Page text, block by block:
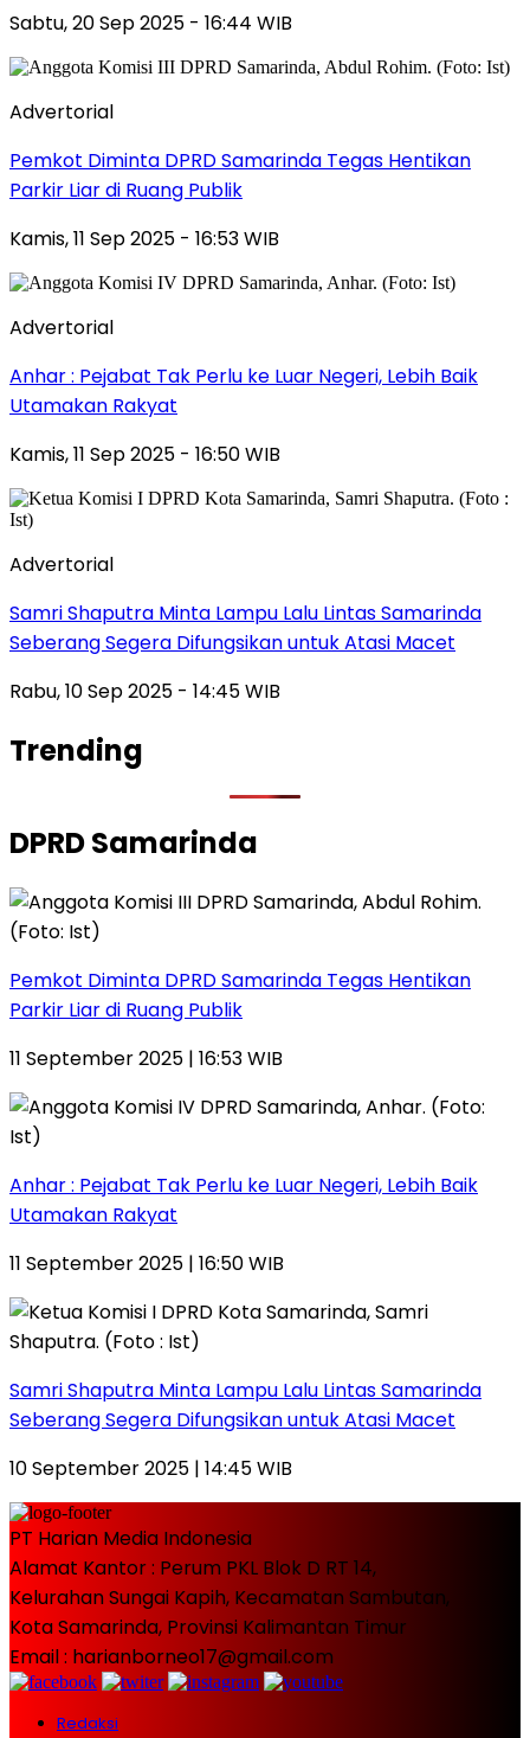
Sabtu, 20 Sep 2025 - 16:44 WIB
Advertorial
Pemkot Diminta DPRD Samarinda Tegas Hentikan
Parkir Liar di Ruang Publik
Kamis, 11 Sep 2025 - 16:53 WIB
Advertorial
Anhar : Pejabat Tak Perlu ke Luar Negeri, Lebih Baik
Utamakan Rakyat
Kamis, 11 Sep 2025 - 16:50 WIB
Advertorial
Samri Shaputra Minta Lampu Lalu Lintas Samarinda
Seberang Segera Difungsikan untuk Atasi Macet
Rabu, 10 Sep 2025 - 14:45 WIB
Trending
DPRD Samarinda
Pemkot Diminta DPRD Samarinda Tegas Hentikan
Parkir Liar di Ruang Publik
11 September 2025 | 16:53 WIB
Anhar : Pejabat Tak Perlu ke Luar Negeri, Lebih Baik
Utamakan Rakyat
11 September 2025 | 16:50 WIB
Samri Shaputra Minta Lampu Lalu Lintas Samarinda
Seberang Segera Difungsikan untuk Atasi Macet
10 September 2025 | 14:45 WIB
PT Harian Media Indonesia
Alamat Kantor : Perum PKL Blok D RT 14,
Kelurahan Sungai Kapih, Kecamatan Sambutan,
Kota Samarinda, Provinsi Kalimantan Timur
Email : harianborneo17@gmail.com
Redaksi